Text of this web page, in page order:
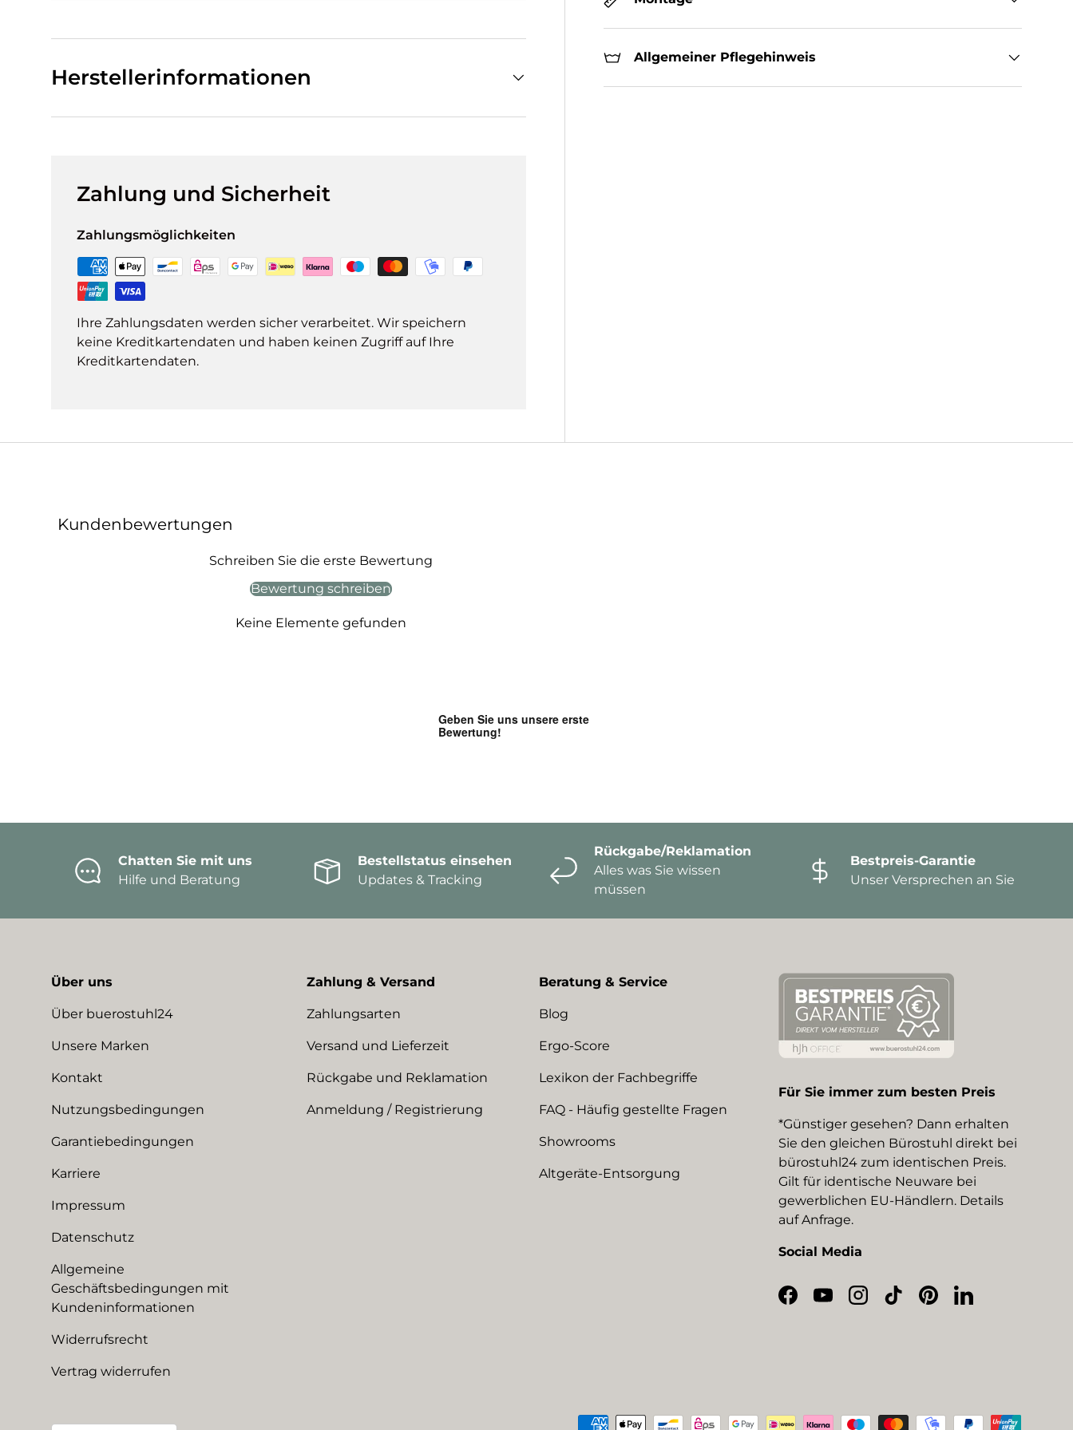
Allgemeiner Pflegehinweis
Herstellerinformationen
Zahlung und Sicherheit
Zahlungsmöglichkeiten
Ihre Zahlungsdaten werden sicher verarbeitet. Wir speichern
keine Kreditkartendaten und haben keinen Zugriff auf Ihre
Kreditkartendaten.
Kundenbewertungen
Schreiben Sie die erste Bewertung
Bewertung schreiben
Keine Elemente gefunden
Chatten Sie mit uns
Hilfe und Beratung
Bestellstatus einsehen
Updates & Tracking
Rückgabe/Reklamation
Alles was Sie wissen
müssen
Bestpreis-Garantie
Unser Versprechen an Sie
Über uns
Über buerostuhl24
Unsere Marken
Kontakt
Nutzungsbedingungen
Garantiebedingungen
Karriere
Impressum
Datenschutz
Allgemeine
Geschäftsbedingungen mit
Kundeninformationen
Widerrufsrecht
Vertrag widerrufen
Zahlung & Versand
Zahlungsarten
Versand und Lieferzeit
Rückgabe und Reklamation
Anmeldung / Registrierung
Beratung & Service
Blog
Ergo-Score
Lexikon der Fachbegriffe
FAQ - Häufig gestellte Fragen
Showrooms
Altgeräte-Entsorgung
Für Sie immer zum besten Preis
*Günstiger gesehen? Dann erhalten
Sie den gleichen Bürostuhl direkt bei
bürostuhl24 zum identischen Preis.
Gilt für identische Neuware bei
gewerblichen EU-Händlern. Details
auf Anfrage.
Social Media
Facebook
YouTubeInstagram
TikTokPinterestLinkedIn
Zahlungsmethoden